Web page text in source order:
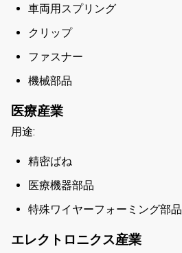
車両用スプリング
クリップ
ファスナー
機械部品
医療産業
用途:
精密ばね
医療機器部品
特殊ワイヤーフォーミング部品
エレクトロニクス産業